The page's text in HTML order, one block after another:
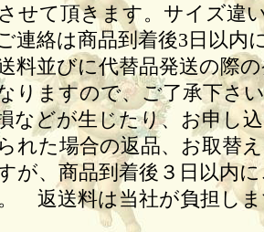
せて頂きます。サイズ違
連絡は商品到着後3日以内
並びに代替品発送の際の
りますので、ご了承下さ
などが生じたり、お申し
れた場合の返品、お取替
が、商品到着後３日以内
返送料は当社が負担し